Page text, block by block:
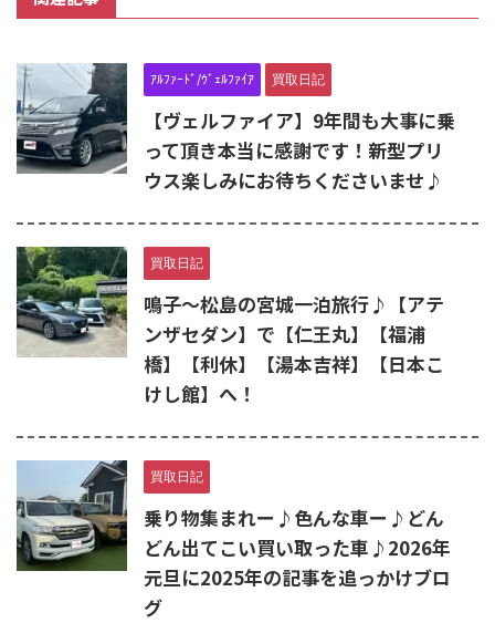
ｱﾙﾌｧｰﾄﾞ/ｳﾞｪﾙﾌｧｲｱ 買取日記
【ヴェルファイア】9年間も大事に乗
って頂き本当に感謝です！新型プリ
ウス楽しみにお待ちくださいませ♪
買取日記
鳴子～松島の宮城一泊旅行♪【アテ
ンザセダン】で【仁王丸】【福浦
橋】【利休】【湯本吉祥】【日本こ
けし館】へ！
買取日記
乗り物集まれー♪色んな車ー♪どん
どん出てこい買い取った車♪2026年
元旦に2025年の記事を追っかけブロ
グ